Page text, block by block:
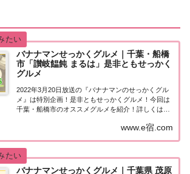
バナナマンせっかくグルメ｜千葉・船橋
市「讃岐饂飩 まるは」是非ともせっかく
グルメ
2022年3月20日放送の『バナナマンのせっかくグル
メ』は特別企画！是非ともせっかくグルメ！今回は
千葉・船橋市のオススメグルメを紹介！詳しくはこ
日は特別企画！今まで番組がロケで訪れたことのな
www.e宿.com
バナナマンせっかくグルメ｜千葉県 茂原